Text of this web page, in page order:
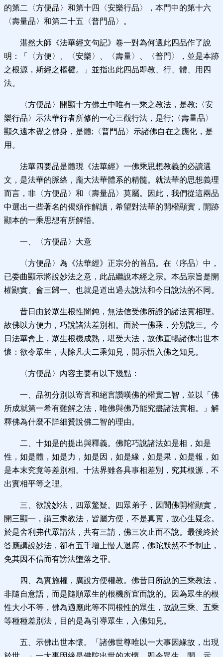
的第二〈方便品〉和第十四〈安樂行品〉，本門中的第十六
〈壽量品〉和第二十五〈普門品〉。
湛然大師《法華經文句記》卷一對為何選此四品作了說
明：「〈方便〉、〈安樂〉、〈壽量〉、〈普門〉，並是本跡
之根源，斯經之樞楗。」並指出此四品即教、行、體、用四
法。
〈方便品〉開顯十方佛土中唯有一乘之教法，是教;〈安
樂行品〉示法華行者所修的一心三觀行法，是行;〈壽量品〉
顯久遠本覺之佛身，是體;〈普門品〉示諸佛自在之應化，是
用。
法華四要品是體現《法華經》一佛乘思想教義的必讀選
文，是法華的脈絡，龐大法華體系的精髓。就法華的思想義理
而言，非〈方便品〉和〈壽量品〉莫屬。因此，我們從這兩品
中選出一些著名的偈頌作解讀，希望對法華的開權顯實，開跡
顯本的一乘思想有所解悟。
一、〈方便品〉大意
〈方便品〉為《法華經》正宗分的首品。在〈序品〉中，
已委曲顯示將說妙法之意，此品繼說本經之宗。本品宗旨是開
權顯實、會三歸一。也就是道出過去說法和今日說法的不同。
昔日由於眾生根性闇鈍，無法信受佛所證的諸法實相理。
故佛以方便力，巧說諸法差別相。而於一佛乘，分別說三。今
日法華會上，眾生根機成熟，堪受大法，故佛直暢諸佛出世本
懷：欲令眾生，去除凡夫二乘知見，開示悟入佛之知見。
〈方便品〉內容主要有以下幾點：
一、品初分別以寄言和絕言讚嘆佛的權實二智，並以「佛
所成就第一希有難解之法，唯佛與佛乃能究盡諸法實相。」解
釋佛為什麼不詳細贊說佛二智的理由。
二、十如是的提出與釋義。佛陀巧說諸法如是相，如是
性，如是體，如是力，如是因，如是緣，如是果，如是報，如
是本末究竟等差別相。十法界雖各具事相差別，究其根源，不
出實相平等之理。
三、欲說妙法，四眾驚疑。四眾弟子，因聞佛開權顯實，
開三顯一，謂三乘教法，皆屬方便，不是真實，故心生疑念。
於是舍利弗代眾請法，共有三請，佛三次止而不說。最後終於
答應講說妙法，卻有五千增上慢人退席，佛陀默然不予制止，
免其因不信而有謗法墮落之罪。
四、為實施權，廣說方便權教。佛昔日所說的三乘教法，
非隨自意語，而是隨順眾生的根機所宜而說的。因為眾生的根
性大小不等，佛為適應此等不同根性的眾生，故說三乘、五乘
等種種差別法，目的是為引導眾生，入佛知見。
五、示佛出世本懷。「諸佛世尊唯以一大事因緣故，出現